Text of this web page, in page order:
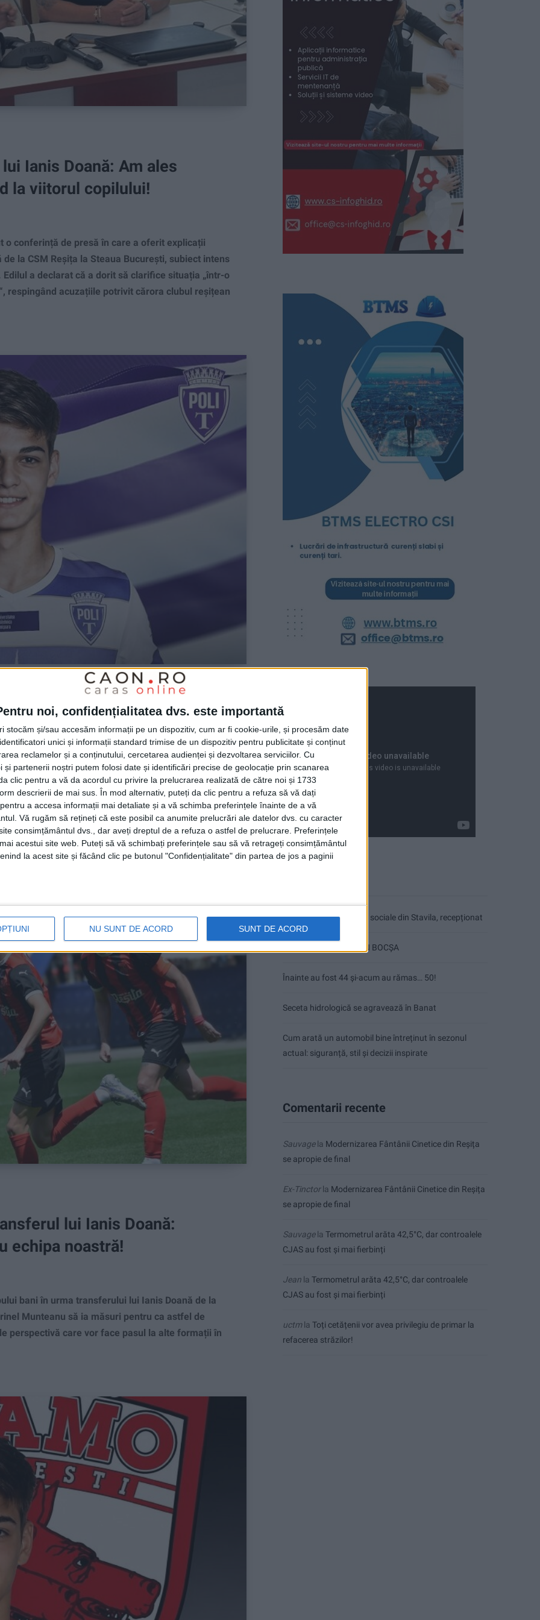
noi, confidențialitatea dvs. este importantă
stocăm și/sau accesăm informații pe un dispozitiv, cum ar fi cookie-urile, și procesăm date
unici și informații standard trimise de un dispozitiv pentru publicitate și conținut
reclamelor și a conținutului, cercetarea audienței și dezvoltarea serviciilor. Cu
și partenerii noștri putem folosi date și identificări precise de geolocație prin scanarea
clic pentru a vă da acordul cu privire la prelucrarea realizată de către noi și 1733
descrierii de mai sus. În mod alternativ, puteți da clic pentru a refuza să vă dați
a accesa informații mai detaliate și a vă schimba preferințele înainte de a vă
Vă rugăm să rețineți că este posibil ca anumite prelucrări ale datelor dvs. cu caracter
consimțământul dvs., dar aveți dreptul de a refuza o astfel de prelucrare. Preferințele
acestui site web. Puteți să vă schimbați preferințele sau să vă retrageți consimțământul
la acest site și făcând clic pe butonul "Confidențialitate" din partea de jos a paginii
NU SUNT DE ACORD SUNT DE ACORD
Ianis Doană: Am ales
la viitorul copilului!
o conferință de presă în care a oferit explicații
la CSM Reșița la Steaua București, subiect intens
a declarat că a dorit să clarifice situația „într-o
respingând acuzațiile potrivit cărora clubul reșițean
la Poli
acestei veri de la CSA Steaua la Dinamo,
lui Ianis Doană:
echipa noastră!
bani în urma transferului lui Ianis Doană de la
Munteanu să ia măsuri pentru ca astfel de
perspectivă care vor face pasul la alte formații în
Ultimul bloc de locuințe sociale din Stavila, recepționat
ANUNŢ OPRIRE APĂ ÎN BOCȘA
Înainte au fost 44 și-acum au rămas… 50!
Seceta hidrologică se agravează în Banat
Cum arată un automobil bine întreținut în sezonul
actual: siguranță, stil și decizii inspirate
Comentarii recente
Sauvagela Modernizarea Fântânii Cinetice din Reșița
se apropie de final
Ex-Tinctorla Modernizarea Fântânii Cinetice din Reșița
se apropie de final
Sauvagela Termometrul arăta 42,5°C, dar controalele
CJAS au fost și mai fierbinți
Jean la Termometrul arăta 42,5°C, dar controalele
CJAS au fost și mai fierbinți
uctmla Toți cetățenii vor avea privilegiu de primar la
refacerea străzilor!